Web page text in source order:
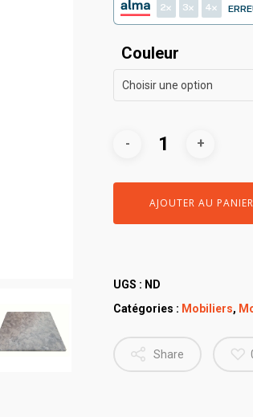
2 3 4
Couleur
Choisir une option
AJOUTER AU PANIER
UGS : ND
Catégories : Mobiliers,
Share